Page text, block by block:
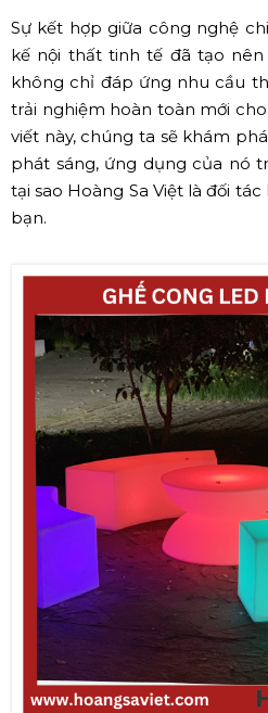
Sự kết hợp giữa công nghệ
kế nội thất tinh tế đã tạo
không chỉ đáp ứng nhu cầu
trải nghiệm hoàn toàn mới
viết này, chúng ta sẽ khám
phát sáng, ứng dụng của nó
tại sao Hoàng Sa Việt là đối
bạn.